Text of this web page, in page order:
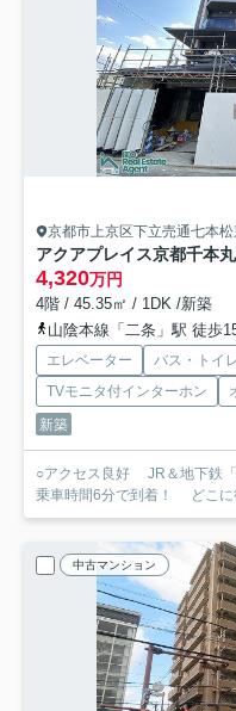
京都市上京区下立売通七本松
アクアプレイス京都千本
4,320万円
4階 / 45.35㎡ / 1DK /新築
山陰本線「二条」駅 徒歩
エレベーター バス・トイ
TVモニタ付インターホン
新築
○アクセス良好 JR＆地下鉄
乗車時間6分で到着！ どこに
中古マンション